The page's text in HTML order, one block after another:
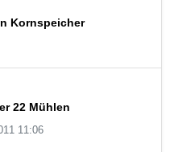
Kornspeicher
22 Mühlen
11:06